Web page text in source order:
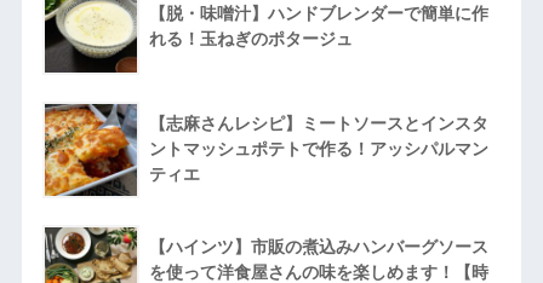
【脱・味噌汁】ハンドブレンダーで簡単に作
れる！玉ねぎのポタージュ
【志麻さんレシピ】ミートソースとインスタ
ントマッシュポテトで作る！アッシパルマン
ティエ
【ハインツ】市販の煮込みハンバーグソース
を使って洋食屋さんの味を楽しめます！【時